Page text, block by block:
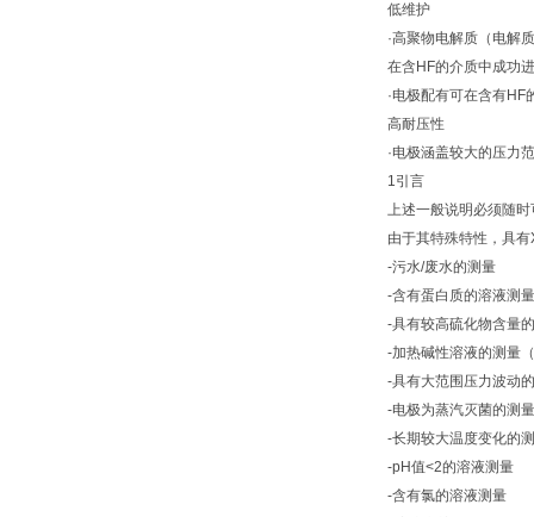
低维护
·高聚物电解质（电解
在含HF的介质中成功
·电极配有可在含有
高耐压性
·电极涵盖较大的压力
1引言
上述一般说明必须随
由于其特殊特性，具
-污水/废水的测量
-含有蛋白质的溶液测量
-具有较高硫化物含量
-加热碱性溶液的测量
-具有大范围压力波动
-电极为蒸汽灭菌的测量
-长期较大温度变化的
-pH值<2的溶液测量
-含有氯的溶液测量